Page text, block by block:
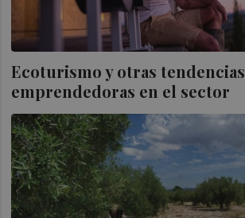
Ecoturismo y otras tendencias
emprendedoras en el sector